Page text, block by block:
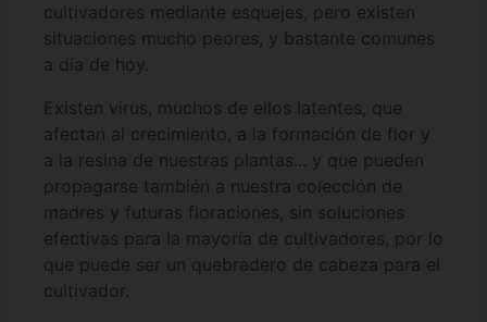
cultivadores mediante esquejes, pero existen
situaciones mucho peores, y bastante comunes
a día de hoy.
Existen virus, muchos de ellos latentes, que
afectan al crecimiento, a la formación de flor y
a la resina de nuestras plantas... y que pueden
propagarse también a nuestra colección de
madres y futuras floraciones, sin soluciones
efectivas para la mayoría de cultivadores, por lo
que puede ser un quebradero de cabeza para el
cultivador.